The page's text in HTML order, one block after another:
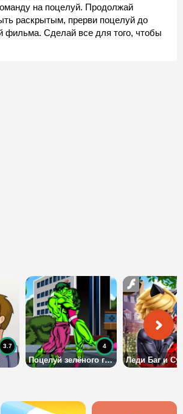
на поцелуй. Продолжай
раскрытым, прерви поцелуй до
фильма. Сделай все для того, чтобы
3.7
Поцелуй зелёного гиганта
4